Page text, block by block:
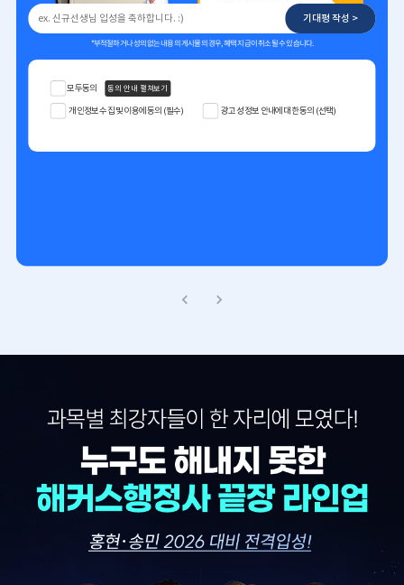
기대평 작성 >
*부적절하거나 성의없는 내용의 게시물의 경우, 혜택 지급이 취소될 수 있습니다.
모두동의 동의 안내 펼쳐보기
개인정보 수집 및 이용에 동의 (필수) 광고성 정보 안내에 대한 동의 (선택)